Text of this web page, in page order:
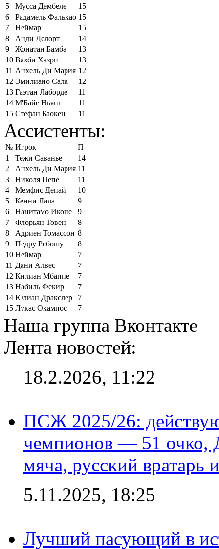
5
Мусса Дембеле
15
6
Радамель Фалькао 15
7
Неймар
15
8
Анди Делорт
14
9
Жонатан Бамба
13
10 Вахби Хазри
13
11 Анхель Ди Мария 12
12 Эмилиано Сала
12
13 Гаэтан Лаборде
11
14 М'Байе Ньянг
11
15 Стефан Баокен 11
Ассистенты:
№ Игрок
П
1
Тежи Саванье
14
2
Анхель Ди Мария 11
3
Николя Пепе
11
4
Мемфис Депай
10
5
Кенни Лала
9
6
Нанитамо Иконе
9
7
Флорьян Товен
8
8
Адриен Томассон 8
9
Педру Ребошу
8
10 Неймар
7
11 Дани Алвес
7
12 Килиан Мбаппе
7
13 Набиль Фекир
7
14 Юлиан Дракслер
7
15 Лукас Окампос 7
Наша группа Вконтакте
Лента новостей:
18.2.2026, 11:22
ПСЖ 2025/26:
чемпионов — 51 очко,
мяча, русский вратарь
5.11.2025, 18:25
Лучший пасующий в